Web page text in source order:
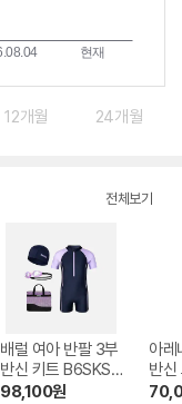
12개월 24개월
전체보기
배럴 여아 반팔 3부
반신 키트 B6SKSK
T301DNV
98,100원
아레
반신